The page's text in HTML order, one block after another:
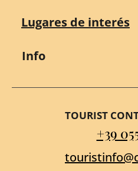
Lugares de interés
Info
TOURIST
+39